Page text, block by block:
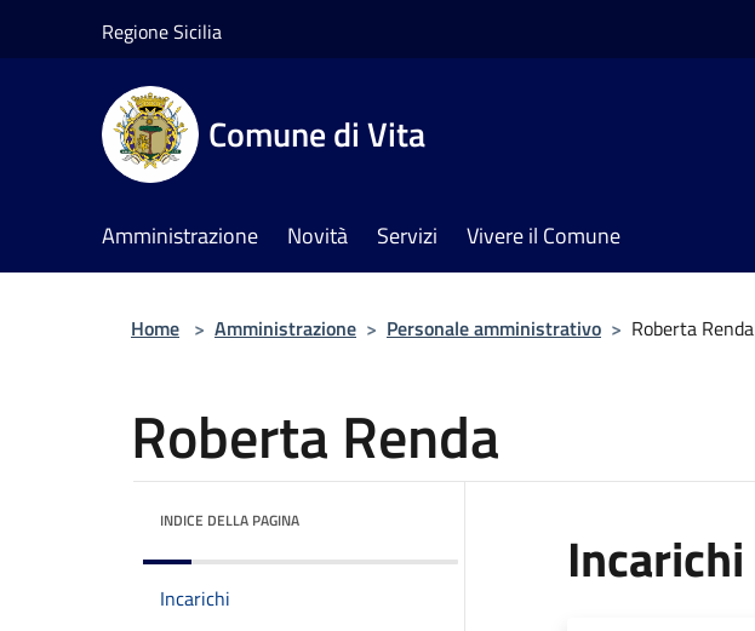
Regione Sicilia
Comune di Vita
Amministrazione Novità Servizi Vivere il Comune
Home > Amministrazione > Personale amministrativo > Roberta Renda
Roberta Renda
INDICE DELLA PAGINA
Incarichi
Incarichi